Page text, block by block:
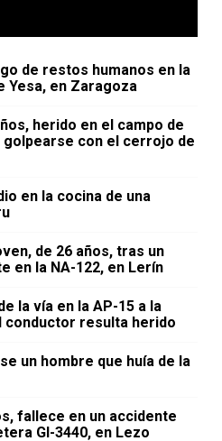
de restos humanos en la
Yesa, en Zaragoza
herido en el campo de
con el cerrojo de
en la cocina de una
de 26 años, tras un
en la NA-122, en Lerín
la vía en la AP-15 a la
conductor resulta herido
un hombre que huía de la
fallece en un accidente
GI-3440, en Lezo